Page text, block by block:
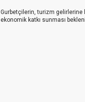
YENİ ROTASI
PAS GEÇTİ
HER ÜÇ KİŞİDEN BİRİ
EVDEKİ HESAP
YAPILMAYACAK
ÇİN
Gurbetçilerin, turizm gelirlerine
ekonomik katkı sunması